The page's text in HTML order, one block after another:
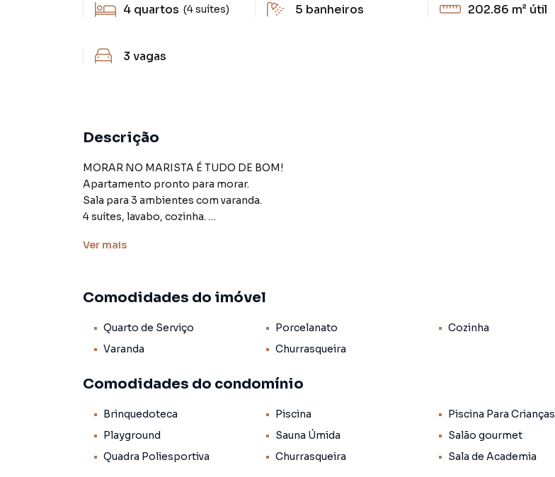
4 quartos (4 suítes) 5 banheiros 202.86 m² útil
3 vagas
Descrição
MORAR NO MARISTA É TUDO DE BOM!
Apartamento pronto para morar.
Sala para 3 ambientes com varanda.
4 suítes, lavabo, cozinha.
Espaço gourmet com churrasqueira.
Ver mais
Comodidades do imóvel
Quarto de Serviço Porcelanato
Cozinha
Varanda
Churrasqueira
Comodidades do condomínio
Brinquedoteca Piscina
Piscina Para Crianças
Playground
Sauna Úmida
Salão gourmet
Quadra Poliesportiva
Churrasqueira Sala de Academia